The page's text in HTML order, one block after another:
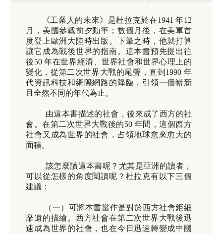
《工業人的未來》是杜拉克於在1941年12
月，美國參戰前夕動筆；數個月後，在美軍首
度登上歐洲大陸時出版。下筆之時，他就打算
讓它成為戰後世界的指南。這本書預先提出往
後50年在世界經濟、世界社會和世界心理上的
變化，從第二次世界大戰的尾聲，直到 1990年
代資訊科技和網際網路的降臨，引領一個嶄新
且全然不同的年代為止。
由這本書描述的社會，後來成了西方的社
會。在第二次世界大戰後的50 年間，這個西方
社會又成為世界的社會，占領地球愈來愈大的
面積。
該怎麼讀這本書呢？尤其是亞洲的讀者，
可以從怎樣的角度閱讀呢？杜拉克有以下三個
建議：
（一）可將本書當作是對於西方社會鉅細
靡遺的描繪。西方社會在第二次世界大戰後迅
速成為世界的社會，也在今日迅速轉變成中國